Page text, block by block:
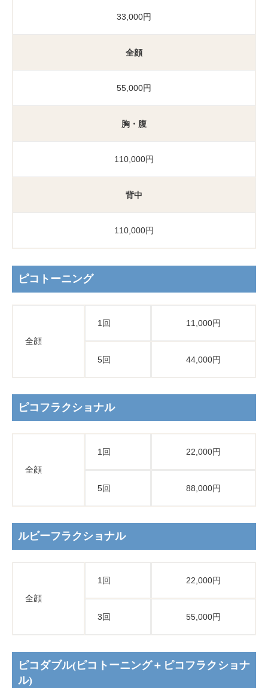
33,000円
全顔
55,000円
胸・腹
110,000円
背中
110,000円
ピコトーニング
全顔
1回 11,000円
5回 44,000円
ピコフラクショナル
全顔
1回 22,000円
5回 88,000円
ルビーフラクショナル
全顔
1回 22,000円
3回 55,000円
ピコダブル(ピコトーニング＋ピコフラクショナ
ル)